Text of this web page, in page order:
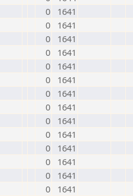
0
1641
0
1641
0
1641
0
1641
0
1641
0
1641
0
1641
0
1641
0
1641
0
1641
0
1641
0
1641
0
1641
0
1641